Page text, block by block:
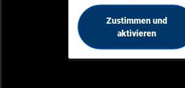
Zustimmen und
aktivieren